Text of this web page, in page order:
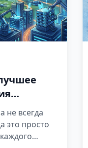
не всегда
это просто